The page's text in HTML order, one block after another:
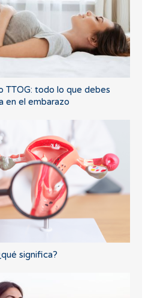
TTOG: todo lo que debes
en el embarazo
significa?